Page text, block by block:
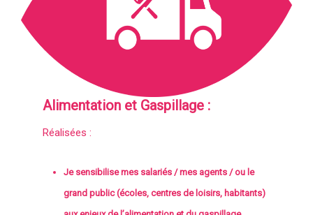
Alimentation et Gaspillage :
Réalisées :
Je sensibilise mes salariés / mes agents / ou le
grand public (écoles, centres de loisirs, habitants)